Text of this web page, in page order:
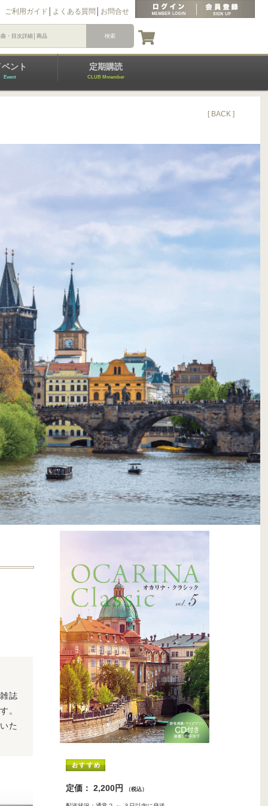
ご利用ガイド よくある質問 お問合せ
ント
Event
定期購読
CLUB Mmember
[ BACK ]
定価： 2,200円 （税込）
誌
。
た